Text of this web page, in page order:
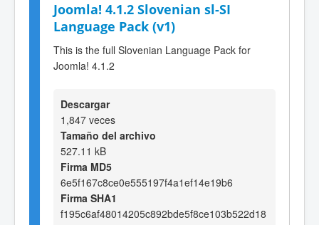
Joomla! 4.1.2 Slovenian sl-SI
Language Pack (v1)
This is the full Slovenian Language Pack for
Joomla! 4.1.2
Descargar
1,847 veces
Tamaño del archivo
527.11 kB
Firma MD5
6e5f167c8ce0e555197f4a1ef14e19b6
Firma SHA1
f195c6af48014205c892bde5f8ce103b522d18